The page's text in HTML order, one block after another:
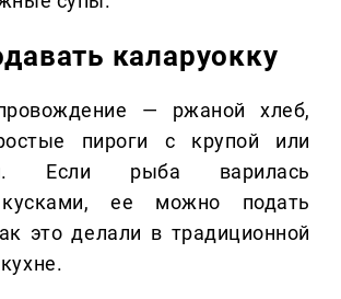
каларуокку
— ржаной хлеб,
пироги с крупой или
Если рыба варилась
ее можно подать
это делали в традиционной